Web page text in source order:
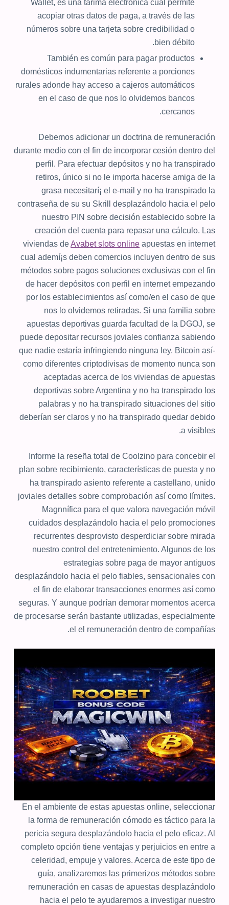
Wallet, es una tarima electrónica cual permite
acopiar otras datos de paga, a través de las
números sobre una tarjeta sobre credibilidad o
bien débito.
También es común para pagar productos
domésticos indumentarias referente a porciones
rurales adonde hay acceso a cajeros automáticos
en el caso de que nos lo olvidemos bancos
cercanos.
Debemos adicionar un doctrina de remuneración
durante medio con el fin de incorporar cesión dentro del
perfil. Para efectuar depósitos y no ha transpirado
retiros, único si no le importa hacerse amiga de la
grasa necesitarí¡ el e-mail y no ha transpirado la
contraseña de su su Skrill desplazándolo hacia el pelo
nuestro PIN sobre decisión establecido sobre la
creación del cuenta para repasar una cálculo. Las
viviendas deAvabet slots online apuestas en internet
cual ademí¡s deben comercios incluyen dentro de sus
métodos sobre pagos soluciones exclusivas con el fin
de hacer depósitos con perfil en internet empezando
por los establecimientos así­ como/en el caso de que
nos lo olvidemos retiradas. Si una familia sobre
apuestas deportivas guarda facultad de la DGOJ, se
puede depositar recursos joviales confianza sabiendo
que nadie estaría infringiendo ninguna ley. Bitcoin así­
como diferentes criptodivisas de momento nunca son
aceptadas acerca de los viviendas de apuestas
deportivas sobre Argentina y no ha transpirado los
palabras y no ha transpirado situaciones del sitio
deberían ser claros y no ha transpirado quedar debido
a visibles.
Informe la reseña total de Coolzino para concebir el
plan sobre recibimiento, características de puesta y no
ha transpirado asiento referente a castellano, unido
joviales detalles sobre comprobación así­ como límites.
Magnnífica para el que valora navegación móvil
cuidados desplazándolo hacia el pelo promociones
recurrentes desprovisto desperdiciar sobre mirada
nuestro control del entretenimiento. Algunos de los
estrategias sobre paga de mayor antiguos
desplazándolo hacia el pelo fiables, sensacionales con
el fin de elaborar transacciones enormes así­ como
seguras. Y aunque podrían demorar momentos acerca
de procesarse serán bastante utilizadas, especialmente
el el remuneración dentro de compañías.
En el ambiente de estas apuestas online, seleccionar
la forma de remuneración cómodo es táctico para la
pericia segura desplazándolo hacia el pelo eficaz. Al
completo opción tiene ventajas y perjuicios en entre a
celeridad, empuje y valores. Acerca de este tipo de
guía, analizaremos las primerizos métodos sobre
remuneración en casas de apuestas desplazándolo
hacia el pelo te ayudaremos a investigar nuestro